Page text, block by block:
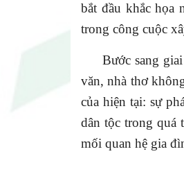
bắt đầu khắc họa
trong công cuộc
Bước sang giai
văn, nhà thơ
của hiện tại: sự
dân tộc trong quá
mối quan hệ gia